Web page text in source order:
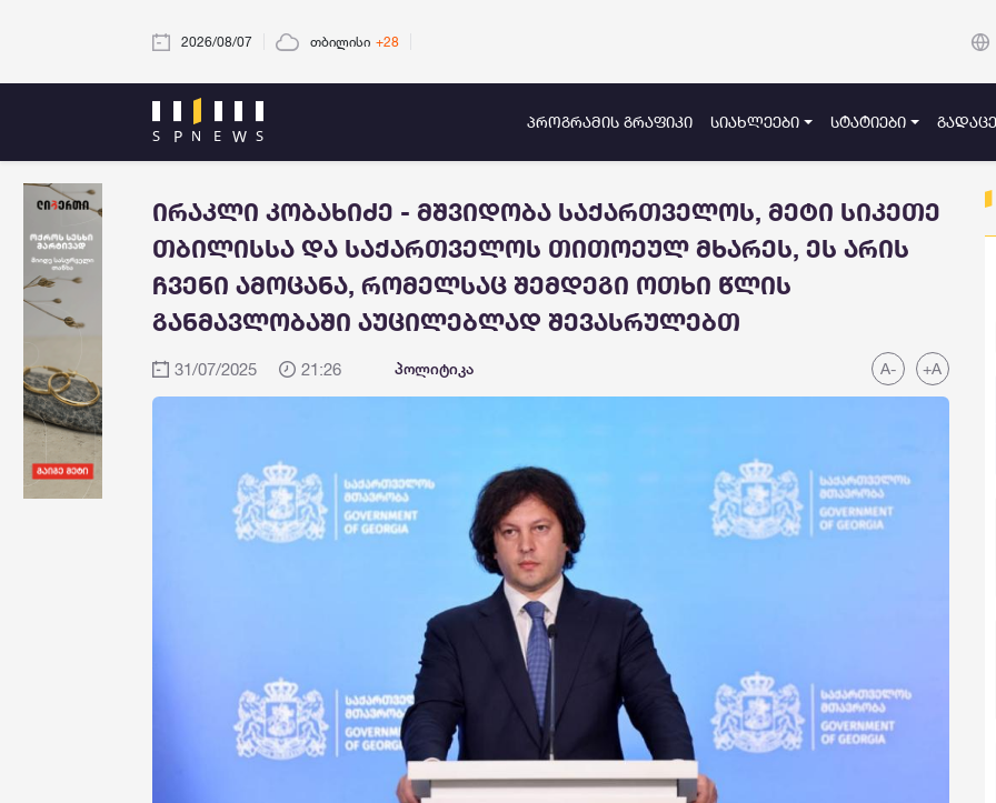
2026/08/07 თბილისი +28
ᲞᲠᲝᲒᲠᲐᲛᲘᲡ ᲒᲠᲐᲤᲘᲙᲘ ᲡᲘᲐᲮᲚᲔᲔᲑᲘ ᲡᲢᲐᲢᲘᲔᲑᲘ
ირაკლი კობახიძე - მშვიდობა საქართველოს, მეტი სიკეთე
თბილისსა და საქართველოს თითოეულ მხარეს, ეს არის
ჩვენი ამოცანა, რომელსაც შემდეგი ოთხი წლის
განმავლობაში აუცილებლად შევასრულებთ
31/07/2025 21:26 პოლიტიკა A- +A